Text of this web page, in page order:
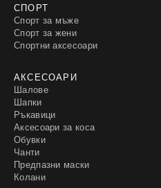
СПОРТ
Спорт за мъже
Спорт за жени
Спортни аксесоари
АКСЕСОАРИ
Шалове
Шапки
Ръкавици
Аксесоари за коса
Обувки
Чанти
Предпазни маски
Колани